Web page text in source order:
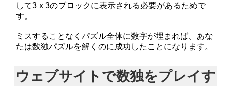
して3 x 3のブロックに表示される必要があるためで
す。
ミスすることなくパズル全体に数字が埋まれば、あな
たは数独パズルを解くのに成功したことになります。
ウェブサイトで数独をプレイす